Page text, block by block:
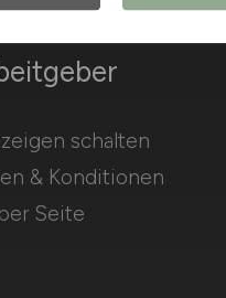
schalten
& Konditionen
Seite